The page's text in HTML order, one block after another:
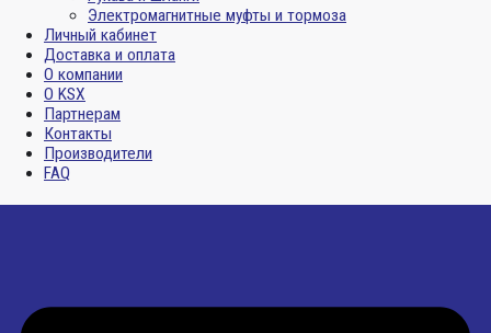
Электромагнитные муфты и тормоза
Личный кабинет
Доставка и оплата
О компании
О KSX
Партнерам
Контакты
Производители
FAQ